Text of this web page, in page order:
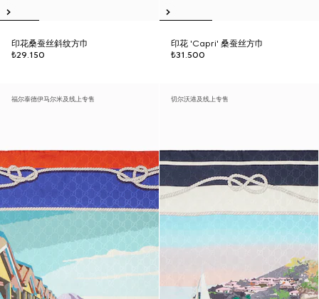
印花桑蚕丝斜纹方巾
₺29.150
印花 'Capri' 桑蚕丝方巾
₺31.500
福尔泰德伊马尔米及线上专售 切尔沃港及线上专售